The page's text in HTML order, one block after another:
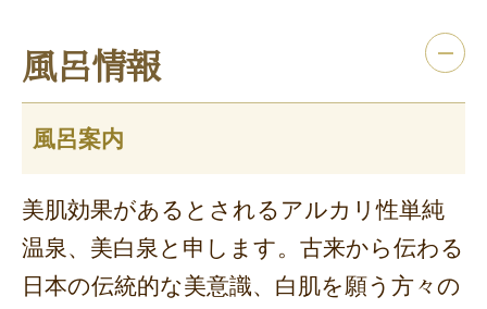
風呂情報
風呂案内
美肌効果があるとされるアルカリ性単純
温泉、美白泉と申します。古来から伝わる
日本の伝統的な美意識、白肌を願う方々の